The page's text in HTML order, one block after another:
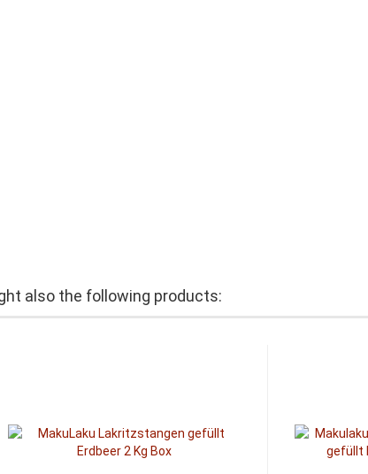
also the following products: